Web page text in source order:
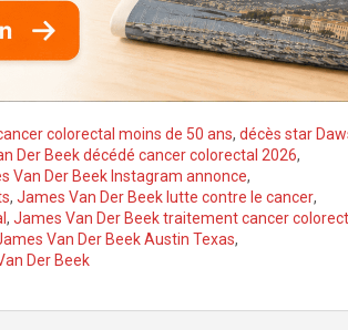
colorectal moins de 50 ans, décès star
Der Beek décédé cancer colorectal 2026,
Van Der Beek Instagram annonce,
, James Van Der Beek lutte contre le cancer,
, James Van Der Beek traitement cancer
Van Der Beek Austin Texas,
Der Beek